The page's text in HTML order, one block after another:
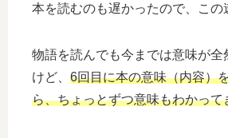
本を読むのも遅かったので、この
物語を読んでも今までは意味が全
けど、 6回目に本の意味（内容）
ら、ちょっとずつ意味もわかって